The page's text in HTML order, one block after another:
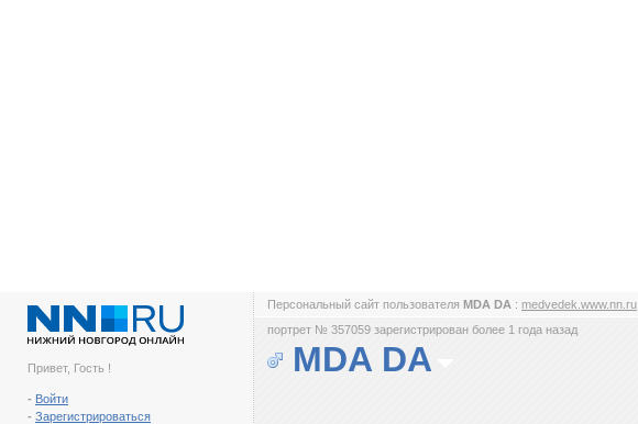
Привет, Гость !
- Войти
- Зарегистрироваться
Персональный сайт пользователя MDA DA : medvedek.www.nn.ru
портрет № 357059 зарегистрирован более 1 года назад
MDA DA